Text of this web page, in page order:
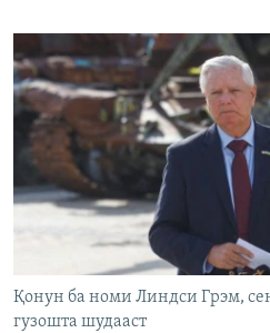
Қонун ба номи Линдси Грэм,
гузошта шудааст